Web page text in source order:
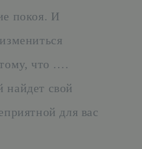
покоя. И
что ….
свой
для вас